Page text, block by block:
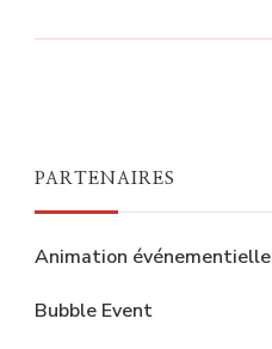
PARTENAIRES
Animation événementielle
Bubble Event